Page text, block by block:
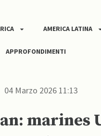
AMERICA LATINA
APPROFONDIMENTI
04 Marzo 2026 11:13
marines